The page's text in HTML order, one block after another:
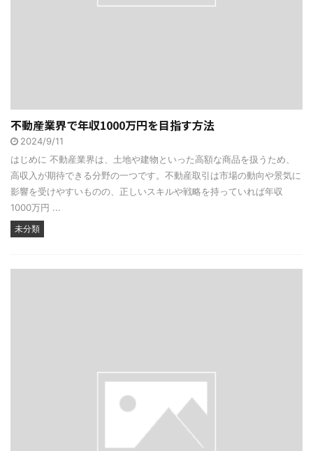
不動産業界で年収1000万円を目指す方法
2024/9/11
はじめに 不動産業界は、土地や建物といった高額な商品を扱うため、
高収入が期待できる分野の一つです。不動産取引は市場の動向や景気に
影響を受けやすいものの、正しいスキルや戦略を持っていれば年収
1000万円 ...
未分類